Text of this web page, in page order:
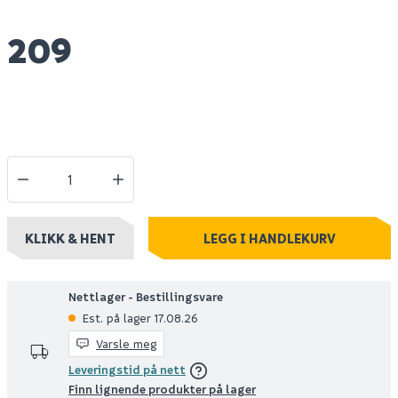
209
KLIKK & HENT LEGG I HANDLEKURV
Nettlager - Bestillingsvare
Est. på lager 17.08.26
Varsle meg
Leveringstid på nett
Finn lignende produkter på lager